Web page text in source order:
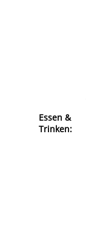
Essen &
Trinken: